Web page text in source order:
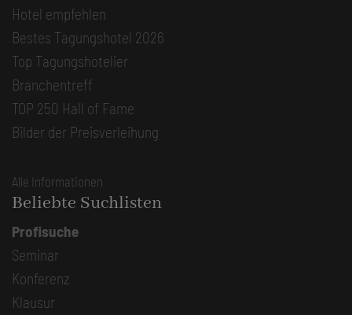
Hotel empfehlen
Bestes Tagungshotel 2026
Top Tagungshotelier
Branchentreff
TOP 250 Hall of Fame
Bilder der Preisverleihung
Alle Informationen
Beliebte Suchlisten
Profisuche
Seminar
Konferenz
Klausur